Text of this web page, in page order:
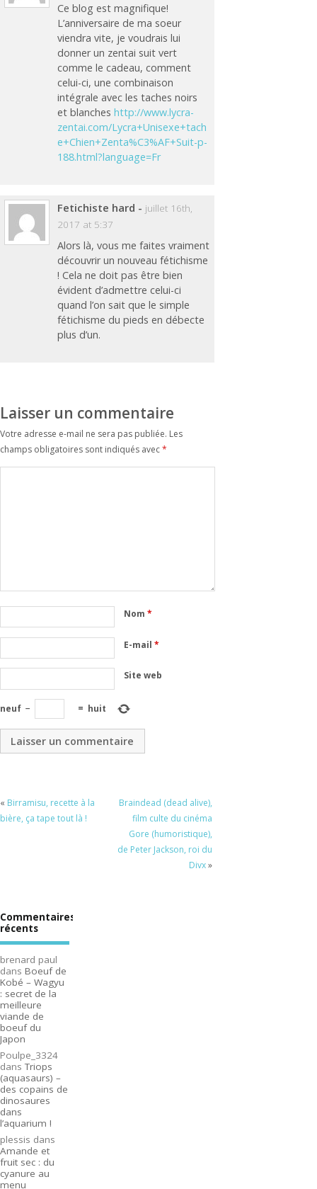
Ce blog est magnifique!
L’anniversaire de ma soeur
viendra vite, je voudrais lui
donner un zentai suit vert
comme le cadeau, comment
celui-ci, une combinaison
intégrale avec les taches noirs
et blancheshttp://www.lycra-
zentai.com/Lycra+Unisexe+tach
e+Chien+Zenta%C3%AF+Suit-p-
188.html?language=Fr
Fetichiste hard - juillet 16th,
2017 at 5:37
Alors là, vous me faites vraiment
découvrir un nouveau fétichisme
! Cela ne doit pas être bien
évident d’admettre celui-ci
quand l’on sait que le simple
fétichisme du pieds en débecte
plus d’un.
Laisser un commentaire
Votre adresse e-mail ne sera pas publiée. Les
champs obligatoires sont indiqués avec*
Nom*
E-mail*
Site web
neuf − = huit
« Birramisu, recette à la
bière, ça tape tout là !
Braindead (dead alive),
film culte du cinéma
Gore (humoristique),
de Peter Jackson, roi du
Divx»
Commentaires
récents
brenard paul
dans Boeuf de
Kobé – Wagyu
: secret de la
meilleure
viande de
boeuf du
Japon
Poulpe_3324
dansTriops
(aquasaurs) –
des copains de
dinosaures
dans
l’aquarium !
plessis dans
Amande et
fruit sec : du
cyanure au
menu